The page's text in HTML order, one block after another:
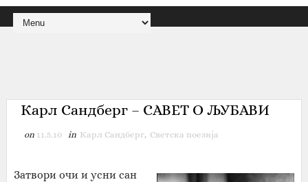
Карл Сандберг – САВЕТ О ЉУБАВИ
on 11.5.10 in Карл Сандберг, Светска поезија
Затвори очи и усни сан